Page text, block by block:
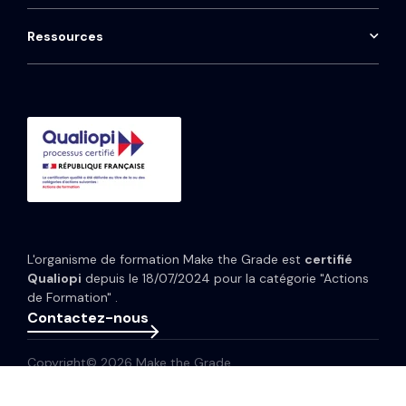
Maintenance CRM
Onboarding HubSpot
Consulting HubSpot
HubSpot Marketing Hub
HubSpot Service Hub
HubSpot Data Hub
Tarifs HubSpot
Ressources
Études de cas
Portfolio
Espace presse
Glossaire
L'organisme de formation Make the Grade est certifié
Qualiopi depuis le 18/07/2024 pour la catégorie "Actions
de Formation" .
Contactez-nous
Copyright© 2026 Make the Grade